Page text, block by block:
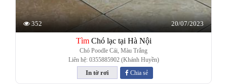
352 20/07/2023
Tìm Chó lạc tại Hà Nội
Chó Poodle Cái, Màu Trắng
Liên hệ: 0355885902 (Khánh Huyền)
Chia sẻ